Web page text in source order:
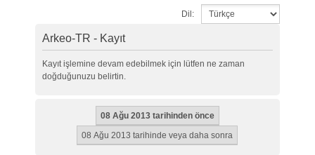
Dil:
Arkeo-TR - Kayıt
Kayıt işlemine devam edebilmek için lütfen ne zaman
doğduğunuzu belirtin.